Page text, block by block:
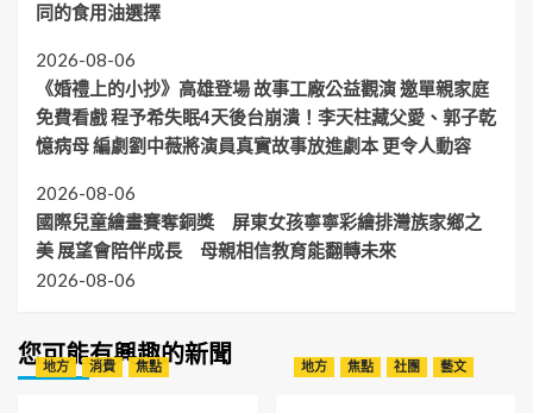
同的食用油選擇
2026-08-06
《婚禮上的小抄》高雄登場 故事工廠公益觀演 邀單親家庭
免費看戲 程予希失眠4天後台崩潰！李天柱藏父愛、郭子乾
憶病母 編劇劉中薇將演員真實故事放進劇本 更令人動容
2026-08-06
國際兒童繪畫賽奪銅獎 屏東女孩寧寧彩繪排灣族家鄉之
美 展望會陪伴成長 母親相信教育能翻轉未來
2026-08-06
您可能有興趣的新聞
地方 消費 焦點 地方 焦點 社團 藝文